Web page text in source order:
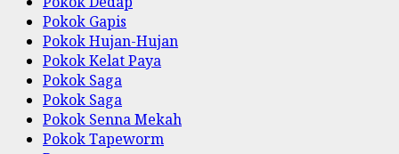
Pokok Gapis
Pokok Hujan-Hujan
Pokok Kelat Paya
Pokok Saga
Pokok Saga
Pokok Senna Mekah
Pokok Tapeworm